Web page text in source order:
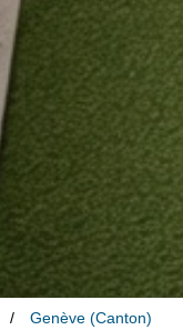
Genève (Canton)